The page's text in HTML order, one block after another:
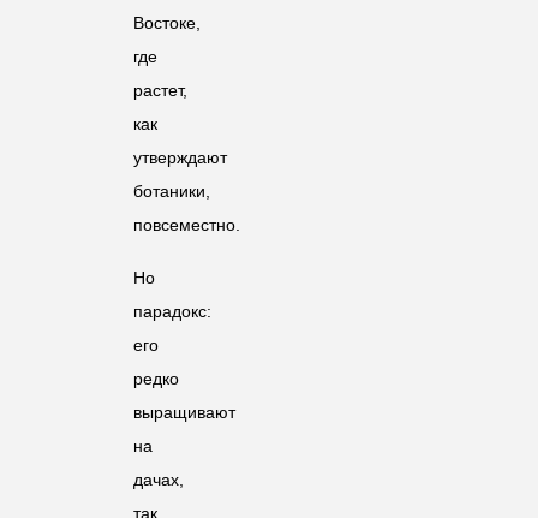
Востоке,
где
растет,
как
утверждают
ботаники,
повсеместно.
Но
парадокс:
его
редко
выращивают
на
дачах,
так